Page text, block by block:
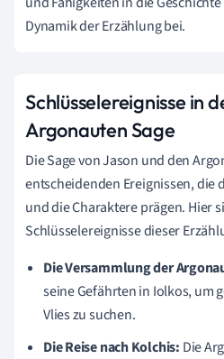
Dynamik der Erzählung bei.
Schlüsselereignisse in
Argonauten Sage
Die Sage von Jason und den
entscheidenden Ereignissen, die
und die Charaktere prägen. Hier
Schlüsselereignisse dieser
Die Versammlung der
seine Gefährten in Iolkos, um
Vlies zu suchen.
Die Reise nach Kolchis: Die